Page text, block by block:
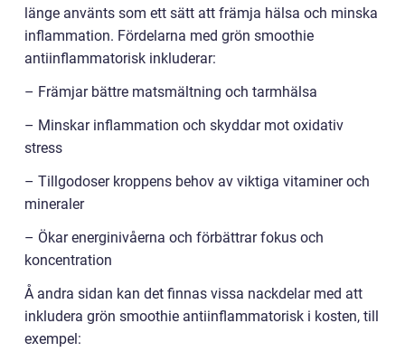
länge använts som ett sätt att främja hälsa och minska
inflammation. Fördelarna med grön smoothie
antiinflammatorisk inkluderar:
– Främjar bättre matsmältning och tarmhälsa
– Minskar inflammation och skyddar mot oxidativ
stress
– Tillgodoser kroppens behov av viktiga vitaminer och
mineraler
– Ökar energinivåerna och förbättrar fokus och
koncentration
Å andra sidan kan det finnas vissa nackdelar med att
inkludera grön smoothie antiinflammatorisk i kosten, till
exempel: